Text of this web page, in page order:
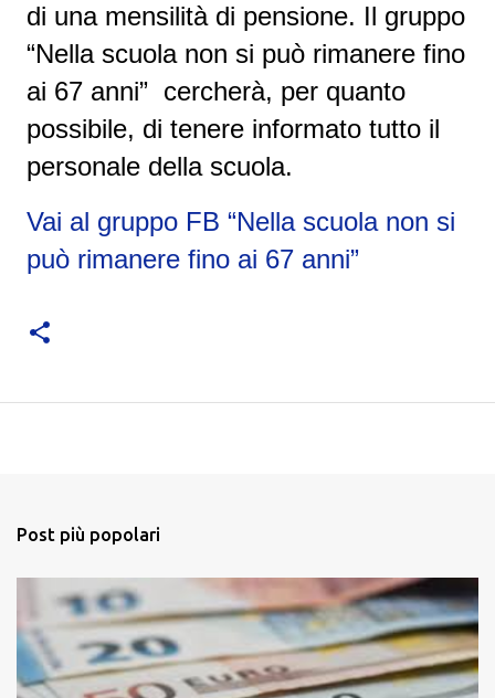
di una mensilità di pensione. Il gruppo
“Nella scuola non si può rimanere fino
ai 67 anni” cercherà, per quanto
possibile, di tenere informato tutto il
personale della scuola.
Vai al gruppo FB “Nella scuola non si
può rimanere fino ai 67 anni”
Post più popolari